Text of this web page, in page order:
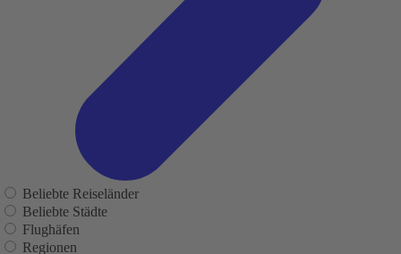
Beliebte Reiseländer
Beliebte Städte
Flughäfen
Regionen